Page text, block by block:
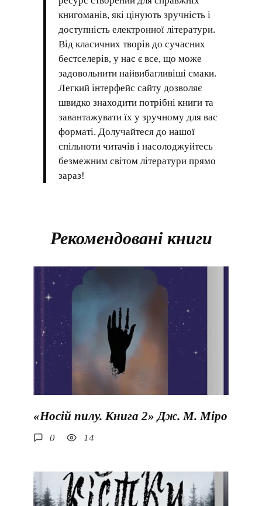
книгоманів, які цінують зручність і
доступність електронної літератури.
Від класичних творів до сучасних
бестселерів, у нас є все, що може
задовольнити найвибагливіші смаки.
Легкий інтерфейс сайту дозволяє
швидко знаходити потрібні книги та
завантажувати їх у зручному для вас
форматі. Долучайтеся до нашої
спільноти читачів і насолоджуйтесь
безмежним світом літератури прямо
зараз!
Рекомендовані книги
«Носій пилу. Книга 2» Дж. М. Міро
0 14